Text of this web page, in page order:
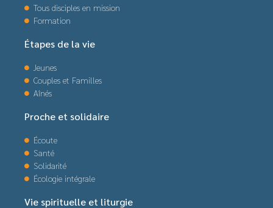
Tous disciples en mission
Formation
Étapes de la vie
Jeunes
Couples et Familles
Aînés
Proche et solidaire
Écoute
Santé
Solidarité
Écologie intégrale
Vie spirituelle et liturgie